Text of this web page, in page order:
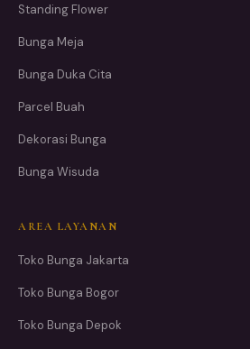
Standing Flower
Bunga Meja
Bunga Duka Cita
Parcel Buah
Dekorasi Bunga
Bunga Wisuda
AREA LAYANAN
Toko Bunga Jakarta
Toko Bunga Bogor
Toko Bunga Depok